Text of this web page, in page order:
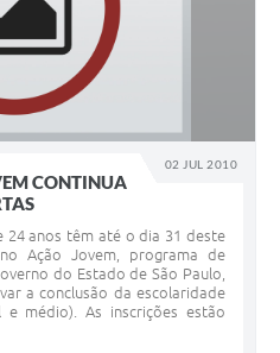
02 JUL 2010
CONTINUA
24 anos têm até o dia 31 deste
Ação Jovem, programa de
do Estado de São Paulo,
a conclusão da escolaridade
e médio). As inscrições estão